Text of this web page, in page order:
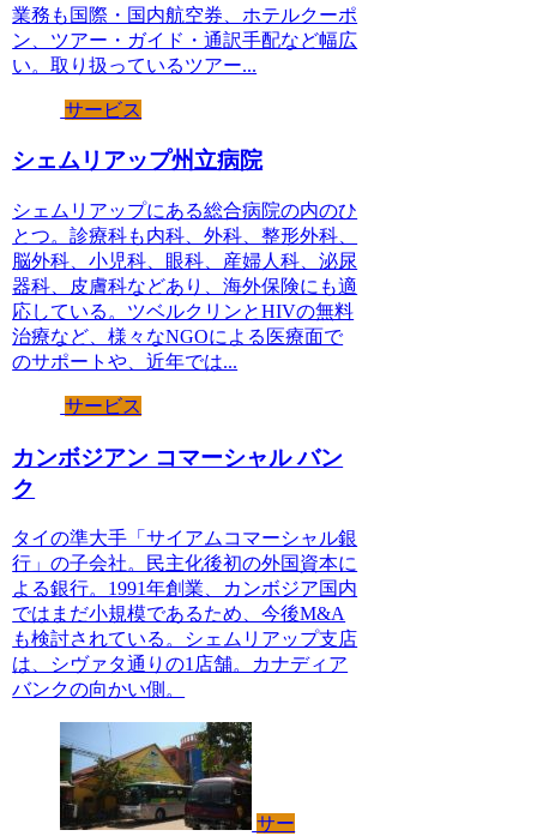
業務も国際・国内航空券、ホテルクーポ
ン、ツアー・ガイド・通訳手配など幅広
い。取り扱っているツアー...
サービス
シェムリアップ州立病院
シェムリアップにある総合病院の内のひ
とつ。診療科も内科、外科、整形外科、
脳外科、小児科、眼科、産婦人科、泌尿
器科、皮膚科などあり、海外保険にも適
応している。ツベルクリンとHIVの無料
治療など、様々なNGOによる医療面で
のサポートや、近年では...
サービス
カンボジアン コマーシャル バン
ク
タイの準大手「サイアムコマーシャル銀
行」の子会社。民主化後初の外国資本に
よる銀行。1991年創業、カンボジア国内
ではまだ小規模であるため、今後M&A
も検討されている。シェムリアップ支店
は、シヴァタ通りの1店舗。カナディア
バンクの向かい側。
サー